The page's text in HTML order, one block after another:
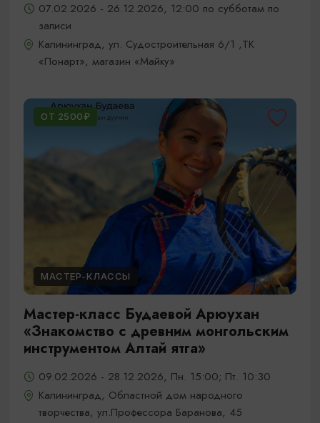
07.02.2026 - 26.12.2026, 12:00 по субботам по
записи
Калининград, ул. Судостроительная 6/1 ,ТК
«Понарт», магазин «Майку»
ОТ 2500₽
МАСТЕР-КЛАССЫ
Мастер-класс Будаевой Арюухан
«Знакомство с древним монгольским
инструментом Алтай ятга»
09.02.2026 - 28.12.2026, Пн. 15:00; Пт. 10:30
Калининград, Областной дом народного
творчества, ул.Профессора Баранова, 45